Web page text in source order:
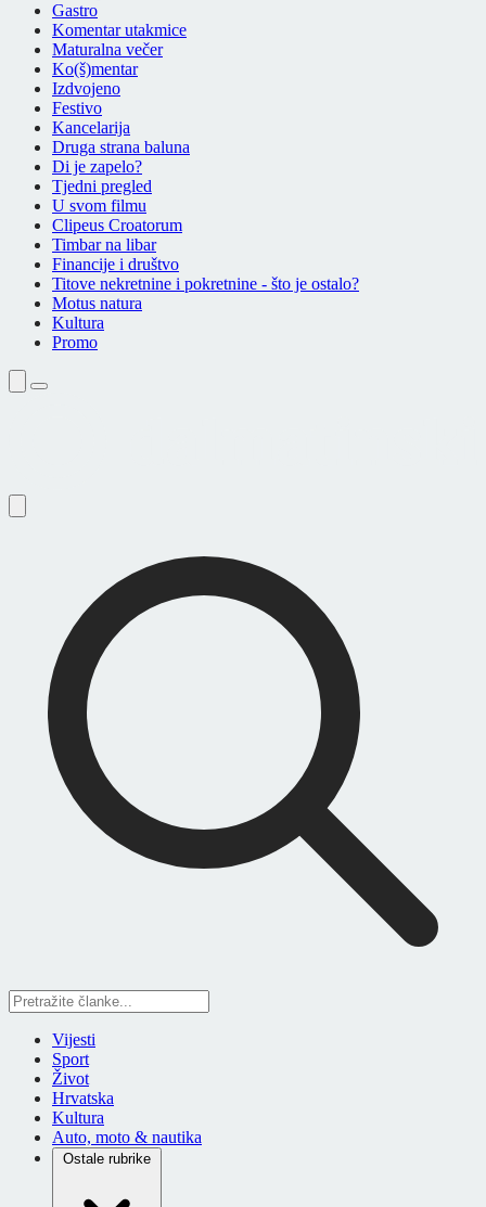
Gastro
Komentar utakmice
Maturalna večer
Ko(š)mentar
Izdvojeno
Festivo
Kancelarija
Druga strana baluna
Di je zapelo?
Tjedni pregled
U svom filmu
Clipeus Croatorum
Timbar na libar
Financije i društvo
Titove nekretnine i pokretnine - što je ostalo?
Motus natura
Kultura
Promo
Vijesti
Sport
Život
Hrvatska
Kultura
Auto, moto & nautika
Ostale rubrike